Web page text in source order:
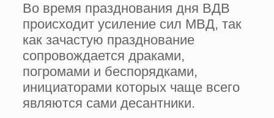
Во время празднования дня ВДВ
происходит усиление сил МВД, так
как зачастую празднование
сопровождается драками,
погромами и беспорядками,
инициаторами которых чаще всего
являются сами десантники.